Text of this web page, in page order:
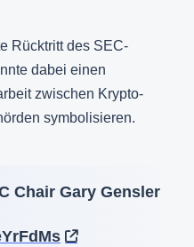
Rücktritt des SEC-
dabei einen
zwischen Krypto-
symbolisieren.
Chair Gary Gensler